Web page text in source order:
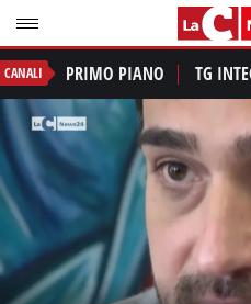
CANALI PRIMO PIANO TG